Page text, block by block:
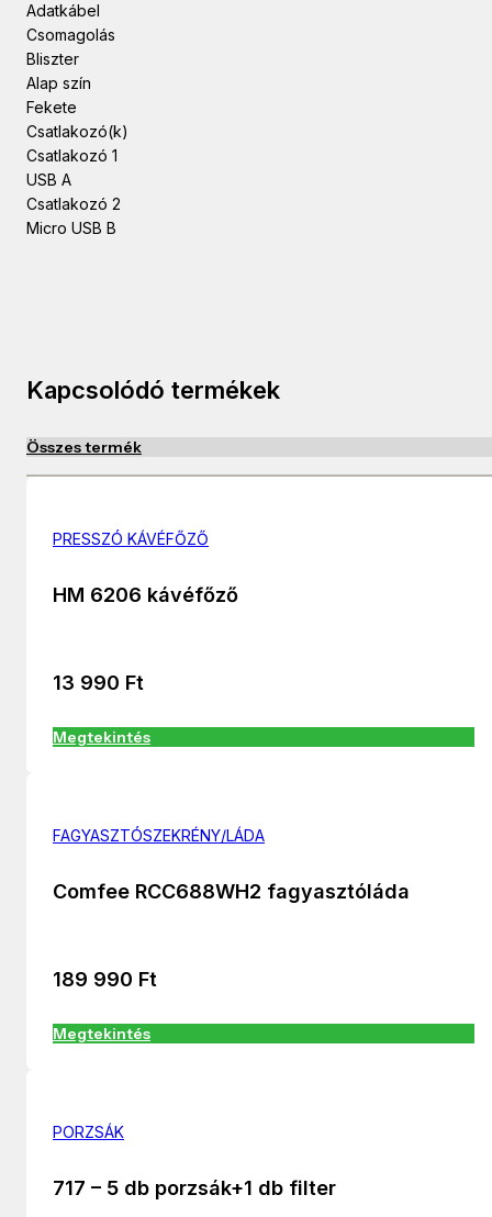
Adatkábel
Csomagolás
Bliszter
Alap szín
Fekete
Csatlakozó(k)
Csatlakozó 1
USB A
Csatlakozó 2
Micro USB B
Kapcsolódó termékek
Összes termék
PRESSZÓ KÁVÉFŐZŐ
HM 6206 kávéfőző
13 990 Ft
Megtekintés
FAGYASZTÓSZEKRÉNY/LÁDA
Comfee RCC688WH2 fagyasztóláda
189 990 Ft
Megtekintés
PORZSÁK
717 – 5 db porzsák+1 db filter